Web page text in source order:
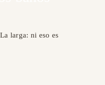
larga: ni eso es